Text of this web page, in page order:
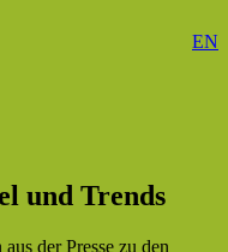
EN
und Trends
der Presse zu den